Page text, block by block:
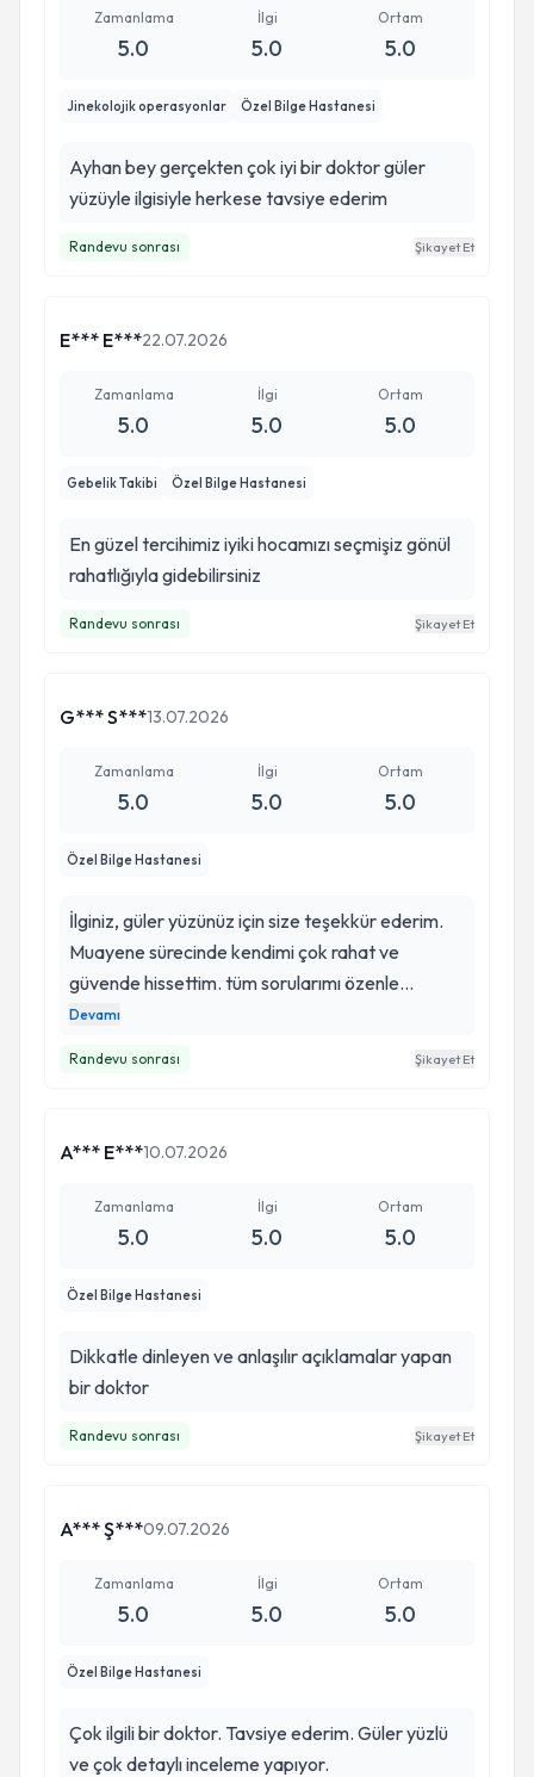
Zamanlama
5.0
İlgi
5.0
Ortam
5.0
Jinekolojik operasyonlar Özel Bilge Hastanesi
Ayhan bey gerçekten çok iyi bir doktor güler
yüzüyle ilgisiyle herkese tavsiye ederim
Randevu sonrası Şikayet Et
E*** E***22.07.2026
Zamanlama
5.0
İlgi
5.0
Ortam
5.0
Gebelik Takibi Özel Bilge Hastanesi
En güzel tercihimiz iyiki hocamızı seçmişiz gönül
rahatlığıyla gidebilirsiniz
Randevu sonrası Şikayet Et
G*** S***13.07.2026
Zamanlama
5.0
İlgi
5.0
Ortam
5.0
Özel Bilge Hastanesi
İlginiz, güler yüzünüz için size teşekkür ederim.
Muayene sürecinde kendimi çok rahat ve
güvende hissettim. tüm sorularımı özenle
yanıtlağınız ve gösterdiğiniz ilgi sayesinde
Devamı
Randevu sonrası Şikayet Et
A*** E***10.07.2026
Zamanlama
5.0
İlgi
5.0
Ortam
5.0
Özel Bilge Hastanesi
Dikkatle dinleyen ve anlaşılır açıklamalar yapan
bir doktor
Randevu sonrası Şikayet Et
A*** Ş***09.07.2026
Zamanlama
5.0
İlgi
5.0
Ortam
5.0
Özel Bilge Hastanesi
Çok ilgili bir doktor. Tavsiye ederim. Güler yüzlü
ve çok detaylı inceleme yapıyor.